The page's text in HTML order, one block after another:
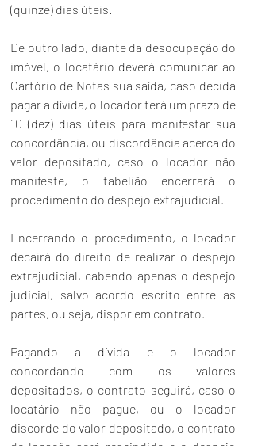
(quinze) dias úteis.
De outro lado, diante da desocupação do
imóvel, o locatário deverá comunicar ao
Cartório de Notas sua saída, caso decida
pagar a dívida, o locador terá um prazo de
10 (dez) dias úteis para manifestar sua
concordância, ou discordância acerca do
valor depositado, caso o locador não
manifeste, o tabelião encerrará o
procedimento do despejo extrajudicial.
Encerrando o procedimento, o locador
decairá do direito de realizar o despejo
extrajudicial, cabendo apenas o despejo
judicial, salvo acordo escrito entre as
partes, ou seja, dispor em contrato.
Pagando a dívida e o locador
concordando com os valores
depositados, o contrato seguirá, caso o
locatário não pague, ou o locador
discorde do valor depositado, o contrato